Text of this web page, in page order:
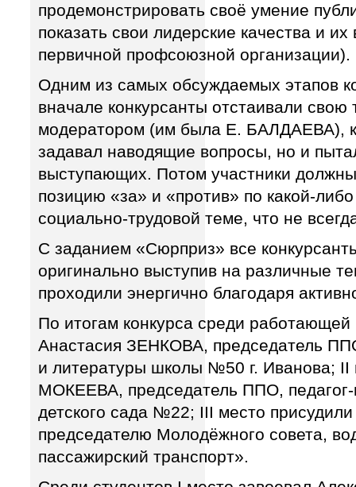
продемонстрировать своё умение
показать свои лидерские качества и
первичной профсоюзной организации).
Одним из самых обсуждаемых этапов
вначале конкурсанты отстаивали свою
модератором (им была Е. БАЛДАЕВА),
задавал наводящие вопросы, но и
выступающих. Потом участники
позицию «за» и «против» по какой-
социально-трудовой теме, что не
С заданием «Сюрприз» все
оригинально выступив на различные
проходили энергично благодаря
По итогам конкурса среди
Анастасия ЗЕНКОВА, председатель
и литературы школы №50 г. Иванова; II
МОКЕЕВА, председатель ППО, педагог-
детского сада №22; III место
председателю Молодёжного совета,
пассажирский транспорт».